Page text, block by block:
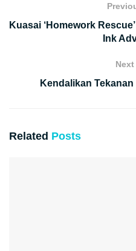
Kuasai ‘Homework
Ink
Kendalikan
Related Posts